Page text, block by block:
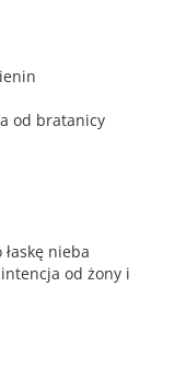
od bratanicy
nieba
od żony i